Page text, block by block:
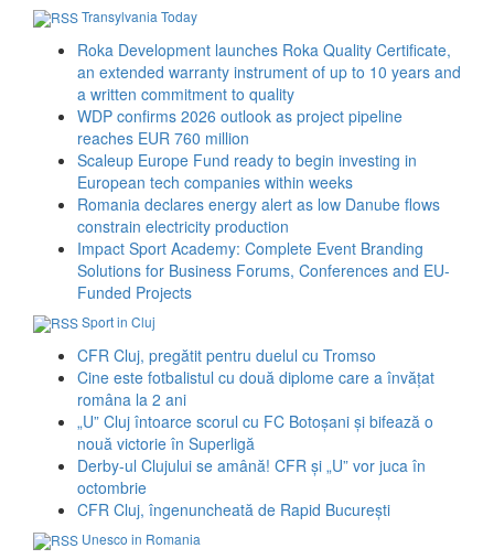
Transylvania Today
Roka Development launches Roka Quality Certificate,
an extended warranty instrument of up to 10 years and
a written commitment to quality
WDP confirms 2026 outlook as project pipeline
reaches EUR 760 million
Scaleup Europe Fund ready to begin investing in
European tech companies within weeks
Romania declares energy alert as low Danube flows
constrain electricity production
Impact Sport Academy: Complete Event Branding
Solutions for Business Forums, Conferences and EU-
Funded Projects
Sport in Cluj
CFR Cluj, pregătit pentru duelul cu Tromso
Cine este fotbalistul cu două diplome care a învățat
româna la 2 ani
„U” Cluj întoarce scorul cu FC Botoșani și bifează o
nouă victorie în Superligă
Derby-ul Clujului se amână! CFR și „U” vor juca în
octombrie
CFR Cluj, îngenuncheată de Rapid București
Unesco in Romania